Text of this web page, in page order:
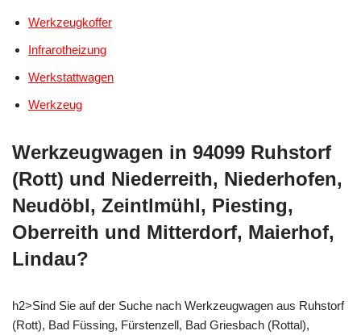
Werkzeugkoffer
Infrarotheizung
Werkstattwagen
Werkzeug
Werkzeugwagen in 94099 Ruhstorf
(Rott) und Niederreith, Niederhofen,
Neudöbl, Zeintlmühl, Piesting,
Oberreith und Mitterdorf, Maierhof,
Lindau?
h2>Sind Sie auf der Suche nach Werkzeugwagen aus Ruhstorf
(Rott), Bad Füssing, Fürstenzell, Bad Griesbach (Rottal),